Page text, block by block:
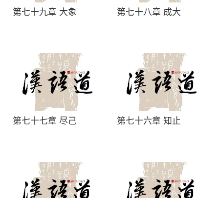
第七十九章 大象 第七十八章 成大
第七十七章 尽己 第七十六章 知止